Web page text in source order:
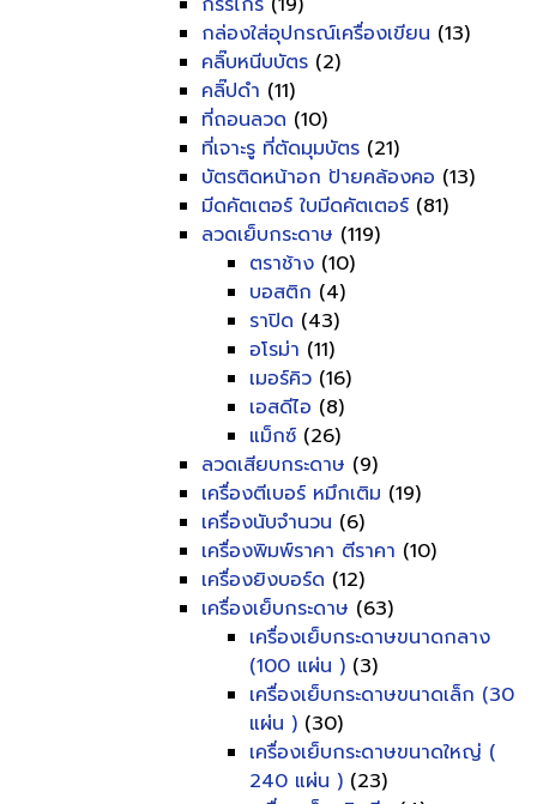
กล่องใส่อุปกรณ์เครื่องเขียน (13)
คลิ๊บหนีบบัตร (2)
คลิ๊ปดำ (11)
ที่ถอนลวด (10)
ที่เจาะรู ที่ตัดมุมบัตร (21)
บัตรติดหน้าอก ป้ายคล้องคอ (13)
มีดคัตเตอร์ ใบมีดคัตเตอร์ (81)
ลวดเย็บกระดาษ (119)
ตราช้าง (10)
บอสติก (4)
ราปิด (43)
อโรม่า (11)
เมอร์คิว (16)
เอสดีไอ (8)
แม็กซ์ (26)
ลวดเสียบกระดาษ (9)
เครื่องตีเบอร์ หมึกเติม (19)
เครื่องนับจำนวน (6)
เครื่องพิมพ์ราคา ตีราคา (10)
เครื่องยิงบอร์ด (12)
เครื่องเย็บกระดาษ (63)
เครื่องเย็บกระดาษขนาดกลาง
(100 แผ่น ) (3)
เครื่องเย็บกระดาษขนาดเล็ก (30
แผ่น ) (30)
เครื่องเย็บกระดาษขนาดใหญ่ (
240 แผ่น ) (23)